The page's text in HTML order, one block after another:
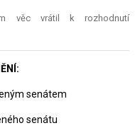
věc vrátil k rozhodnutí
senátem
senátu